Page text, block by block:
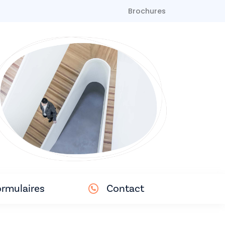
Brochures
Contact